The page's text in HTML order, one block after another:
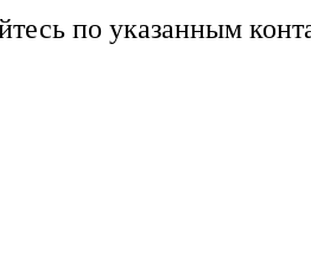
по указанным